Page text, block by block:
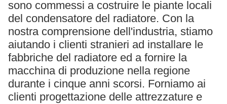
sono commessi a costruire le piante locali
del condensatore del radiatore. Con la
nostra comprensione dell'industria, stiamo
aiutando i clienti stranieri ad installare le
fabbriche del radiatore ed a fornire la
macchina di produzione nella regione
durante i cinque anni scorsi. Forniamo ai
clienti progettazione delle attrezzature e